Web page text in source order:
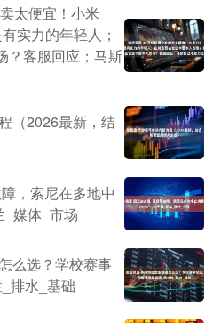
太便宜！小米
实力的年轻人；
？客服回应；马斯
（2026最新，结
，索尼在多地中
_媒体_市场
么选？学校赛事
排水_基础